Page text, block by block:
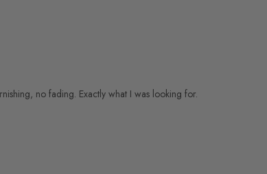
no fading. Exactly what I was looking for.